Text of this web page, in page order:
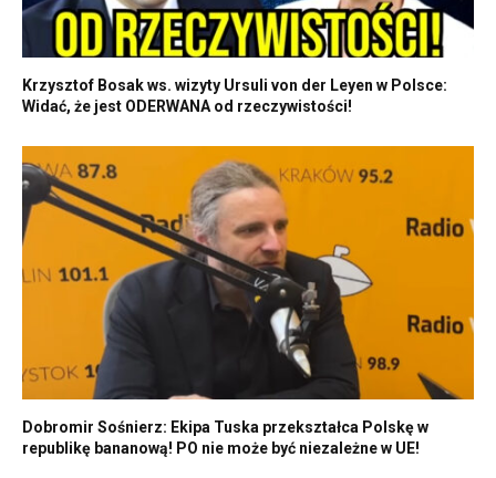
Krzysztof Bosak ws. wizyty Ursuli von der Leyen w Polsce:
Widać, że jest ODERWANA od rzeczywistości!
Dobromir Sośnierz: Ekipa Tuska przekształca Polskę w
republikę bananową! PO nie może być niezależne w UE!